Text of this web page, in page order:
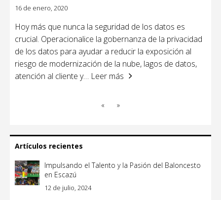
16 de enero, 2020
Hoy más que nunca la seguridad de los datos es
crucial. Operacionalice la gobernanza de la privacidad
de los datos para ayudar a reducir la exposición al
riesgo de modernización de la nube, lagos de datos,
atención al cliente y… Leer más
« »
Artículos recientes
Impulsando el Talento y la Pasión del Baloncesto
en Escazú
12 de julio, 2024